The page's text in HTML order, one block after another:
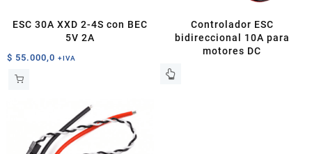
ESC 30A XXD 2-4S con BEC
5V 2A
$ 55.000,0 +IVA
Controlador ESC
bidireccional 10A para
motores DC